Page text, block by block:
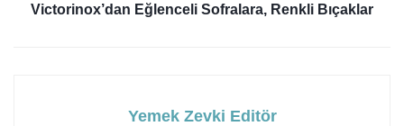
Victorinox’dan Eğlenceli Sofralara, Renkli Bıçaklar
Yemek Zevki Editör